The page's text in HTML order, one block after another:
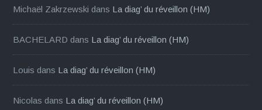
Michaël Zakrzewski dans La diag’ du réveillon (HM)
BACHELARD dans La diag’ du réveillon (HM)
Louis dans La diag’ du réveillon (HM)
Nicolas dans La diag’ du réveillon (HM)